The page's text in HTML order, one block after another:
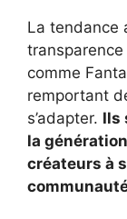
La tendance
transparence
comme
remportant
s’adapter. Ils
la
créateurs à